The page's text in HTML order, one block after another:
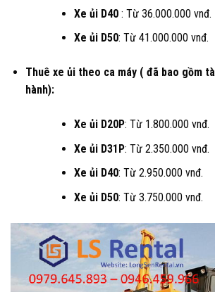
Xe ủi D40: Từ 36.000.000 vnđ.
Xe ủi D50: Từ 41.000.000 vnđ.
Thuê xe ủi theo ca máy ( đã bao gồm
hành):
Xe ủi D20P: Từ 1.800.000 vnđ.
Xe ủi D31P: Từ 2.350.000 vnđ.
Xe ủi D40: Từ 2.950.000 vnđ.
Xe ủi D50: Từ 3.750.000 vnđ.